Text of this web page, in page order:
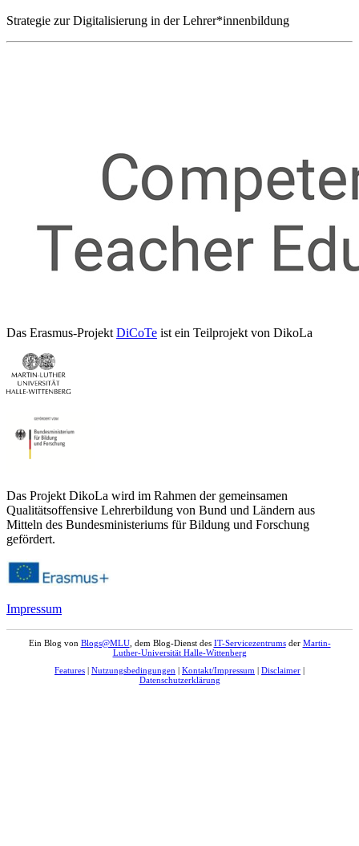
Strategie zur Digitalisierung in der Lehrer*innenbildung
Das Erasmus-Projekt DiCoTe ist ein Teilprojekt von DikoLa
Das Projekt DikoLa wird im Rahmen der gemeinsamen
Qualitätsoffensive Lehrerbildung von Bund und Ländern aus
Mitteln des Bundesministeriums für Bildung und Forschung
gefördert.
Impressum
Ein Blog von Blogs@MLU, dem Blog-Dienst des IT-Servicezentrumsder Martin-
Luther-Universität Halle-Wittenberg
Features | Nutzungsbedingungen | Kontakt/Impressum | Disclaimer |
Datenschutzerklärung